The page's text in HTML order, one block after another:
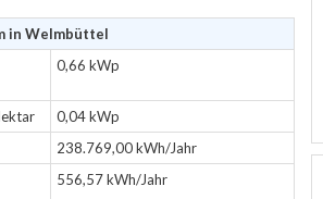
in Welmbüttel
0,66 kWp
0,04 kWp
238.769,00 kWh/Jahr
556,57 kWh/Jahr